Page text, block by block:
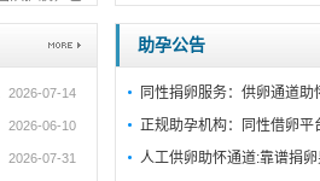
谱，在线
2026-07-14
2026-06-10
2026-07-31
助孕公告
同性捐卵服务：供卵通道
正规助孕机构：同性借卵平
人工供卵助怀通道:靠谱捐